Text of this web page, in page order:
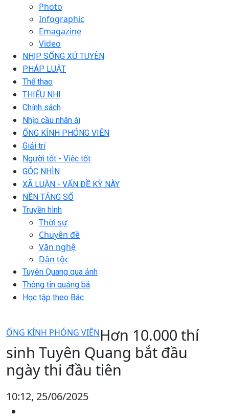
Photo
Infographic
Emagazine
Video
NHỊP SỐNG XỨ TUYÊN
PHÁP LUẬT
Thể thao
THIẾU NHI
Chính sách
Nhịp cầu nhân ái
ỐNG KÍNH PHÓNG VIÊN
Giải trí
Người tốt - Việc tốt
GÓC NHÌN
XÃ LUẬN - VẤN ĐỀ KỲ NÀY
NỀN TẢNG SỐ
Truyền hình
Thời sự
Chuyên đề
Văn nghệ
Dân tộc
Tuyên Quang qua ảnh
Thông tin quảng bá
Học tập theo Bác
ỐNG KÍNH PHÓNG VIÊNHơn 10.000 thí
sinh Tuyên Quang bắt đầu
ngày thi đầu tiên
10:12, 25/06/2025